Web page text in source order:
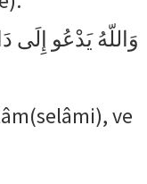
وَاللّهُ يَدْعُو إِلَى
ve